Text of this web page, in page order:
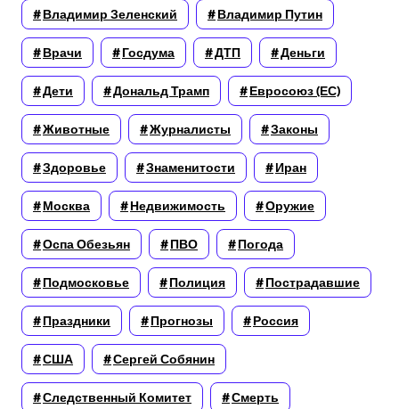
Владимир Зеленский Владимир Путин
Врачи Госдума ДТП Деньги
Дети Дональд Трамп Евросоюз (ЕС)
Животные Журналисты Законы
Здоровье Знаменитости Иран
Москва Недвижимость Оружие
Оспа Обезьян ПВО Погода
Подмосковье Полиция Пострадавшие
Праздники Прогнозы Россия
США Сергей Собянин
Следственный Комитет Смерть